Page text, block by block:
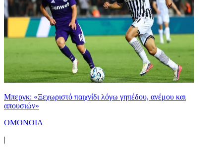
Μπεργκ: «Ξεχωριστό παιχνίδι λόγω γηπέδου, ανέμου και
απουσιών»
ΟΜΟΝΟΙΑ
|